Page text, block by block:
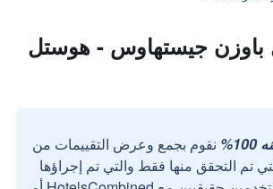
باوزن جيستهاوس - هوستل
نقوم بجمع وعرض التقييمات من
تم التحقق منها فقط والتي تم إجراؤها